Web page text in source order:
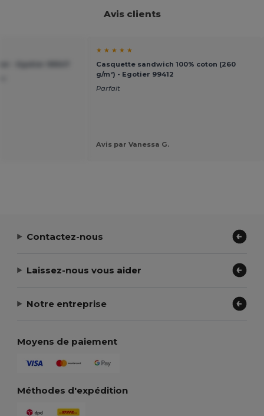
Avis clients
★ ★ ★ ★ ★
Casquette sandwich 100% coton (260
g/m²) - Egotier 99412
Parfait
Avis par Vanessa G.
Contactez-nous
Laissez-nous vous aider
Notre entreprise
Moyens de paiement
Méthodes d'expédition